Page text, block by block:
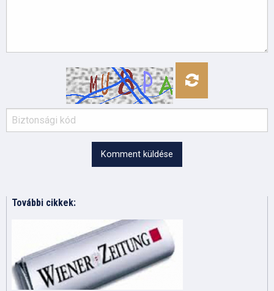
Komment küldése
További cikkek: